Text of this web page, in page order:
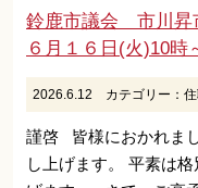
鈴鹿市議会 市川昇
６月１６日(火)10時
2026.6.12 カテゴリー：
謹啓 皆様におかれま
し上げます。 平素は